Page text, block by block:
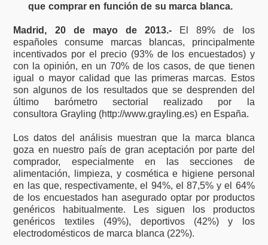
que comprar en función de su marca blanca.
Madrid, 20 de mayo de 2013.-
El 89% de los
españoles consume marcas blancas, principalmente
incentivados por el precio (93% de los encuestados) y
con la opinión, en un 70% de los casos, de que tienen
igual o mayor calidad que las primeras marcas. Estos
son algunos de los resultados que se desprenden del
último barómetro sectorial realizado por la
consultora Grayling (http://www.grayling.es) en España.
Los datos del análisis muestran que la marca blanca
goza en nuestro país de gran aceptación por parte del
comprador, especialmente en las secciones de
alimentación, limpieza, y cosmética e higiene personal
en las que, respectivamente, el 94%, el 87,5% y el 64%
de los encuestados han asegurado optar por productos
genéricos habitualmente. Les siguen los productos
genéricos textiles (49%), deportivos (42%) y los
electrodomésticos de marca blanca (22%).